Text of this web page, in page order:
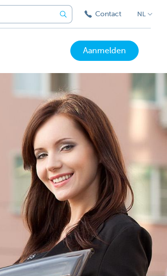
Contact NL
Aanmelden